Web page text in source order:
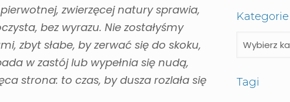
zwierzęcej natury sprawia,
bez wyrazu. Nie zostałyśmy
zbyt słabe, by zerwać się do skoku,
w zastój lub wypełnia się nudą,
strona: to czas, by dusza rozlała się
Kategorie
Tagi